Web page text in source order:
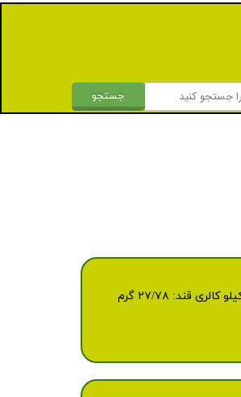
جستجو
وزن /حجم ۲۰۰ م‌ل مشخصات نوع بسته بندی : پاکت استریل تعداد در کارتن: ۲۷ پاکت مدت ماندگاری: ۱۲ ماه انرژی غذایی درهر۲۴۰ میلی لیتر انرژی: ۱۳۱ کیلو کالری قند: ۲۷/۷۸ گرم